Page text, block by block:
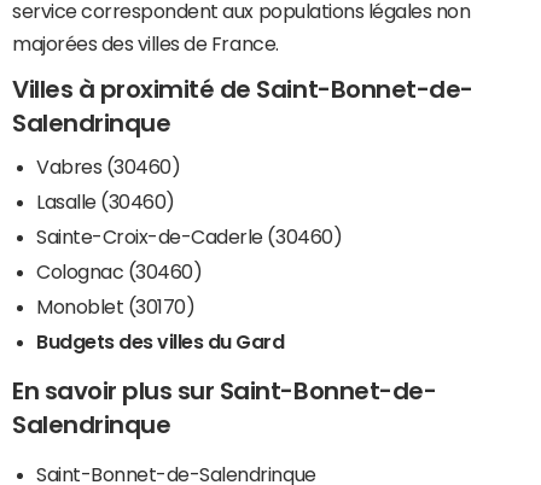
service correspondent aux populations légales non
majorées des villes de France.
Villes à proximité de Saint-Bonnet-de-
Salendrinque
Vabres (30460)
Lasalle (30460)
Sainte-Croix-de-Caderle (30460)
Colognac (30460)
Monoblet (30170)
Budgets des villes du Gard
En savoir plus sur Saint-Bonnet-de-
Salendrinque
Saint-Bonnet-de-Salendrinque